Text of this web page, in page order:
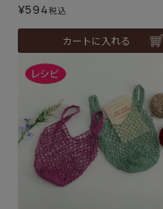
¥594税込
カートに入れる